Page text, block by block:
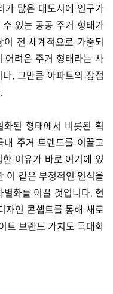
가 많은 대도시에 인구가
있는 공공 주거 형태가
전 세계적으로 가중되
어려운 주거 형태라는 사
. 그만큼 아파트의 장점
된 형태에서 비롯된 획
주거 트렌드를 이끌고
이유가 바로 여기에 있
이 같은 부정적인 인식을
화를 이끌 것입니다. 현
자인 콘셉트를 통해 새로
트 브랜드 가치도 극대화